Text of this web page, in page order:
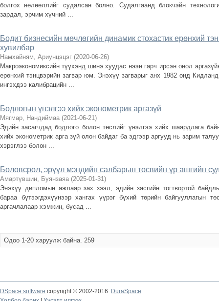
болгох нөлөөллийг судалсан болно. Судалгаанд блокчэйн
зардал, эрчим хүчний ...
Бодит бизнесийн мөчлөгийн динамик стохастик ерөнхий
хувилбар
Намхайням, Ариунцэцэг (2020-06-26)
Макроэкономиксийн түүхэнд шинэ хуудас нээн гарч ирсэн онол
ерөнхий тэнцвэрийн загвар юм. Энэхүү загварыг анх 1982 онд
ингэхдээ калибрацийн ...
Бодлогын үнэлгээ хийх эконометрик аргазүй
Мягмар, Нандиймаа (2021-06-21)
Эдийн засагчдад бодлого болон төслийг үнэлгээ хийх шаардлага
хийх эконометрик арга зүй олон байдаг ба эдгээр аргууд нь зарим
хэрэглээ болон ...
Боловсрол, эрүүл мэндийн салбарын төсвийн үр ашгийн
Амартүвшин, Буянзаяа (2025-01-31)
Энэхүү дипломын ажлаар зах зээл, эдийн засгийн тогтвортой
бараа бүтээгдэхүүнээр хангах үүрэг бүхий төрийн байгууллагын
аргачлалаар хэмжин, бусад ...
Одоо 1-20 харуулж байна. 259
DSpace software copyright © 2002-2016
DuraSpace